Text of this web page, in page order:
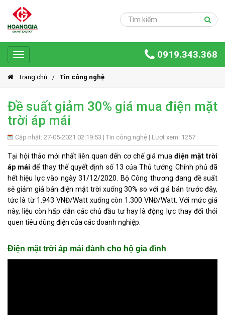
Toggle
navigation
0919.343.368
Trang
chủ
Sản
phẩm
Giải
Ứng
dụng
Dự
án
Hoàng
Gia
Group
Giới
tức
Trang chủ Tin công nghệ
Đề suất giảm 30% giá mua điện mặt
trời áp mái
Cập nhật: 27-05-2021 02:19:53 | Tin công nghệ | Lượt xem: 1257
Tại hội thảo mới nhất liên quan đến cơ chế giá mua điện mặt trời
áp mái để thay thế quyết định số 13 của Thủ tướng Chính phủ đã
hết hiệu lực vào ngày 31/12/2020. Bộ Công thương đang đề suất
sẽ giảm giá bán điện mặt trời xuống 30% so với giá bán trước đây,
tức là từ 1.943 VNĐ/Watt xuống còn 1.300 VNĐ/Watt. Với mức giá
này, liệu còn hấp dẫn các chủ đầu tư hay là động lực thay đổi thói
quen tiêu dùng điện của các doanh nghiệp.
Điện mặt trời áp mái dành cho hộ gia đình